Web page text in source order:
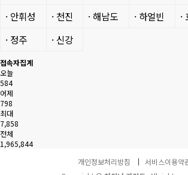
· 안휘성
· 천진 · 해남도 · 하얼빈 ·
· 정주
· 신강
접속자집계
오늘
584
어제
798
최대
7,858
전체
1,965,844
개인정보처리방침
서비스이용약